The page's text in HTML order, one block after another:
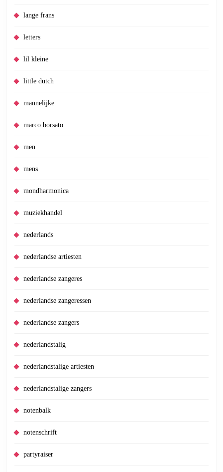
lange frans
letters
lil kleine
little dutch
mannelijke
marco borsato
men
mens
mondharmonica
muziekhandel
nederlands
nederlandse artiesten
nederlandse zangeres
nederlandse zangeressen
nederlandse zangers
nederlandstalig
nederlandstalige artiesten
nederlandstalige zangers
notenbalk
notenschrift
partyraiser